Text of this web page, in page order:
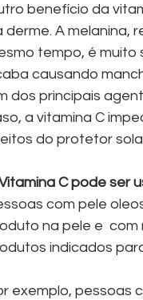
benefício da
derme. A melanina,
tempo, é muito
causando
dos principais
a vitamina C
do protetor
C pode ser
com pele
na pele e  com
indicados
exemplo, pessoas